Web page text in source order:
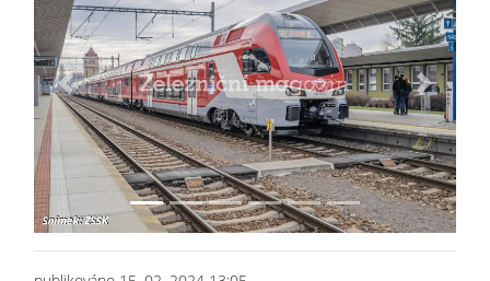
Previous Next